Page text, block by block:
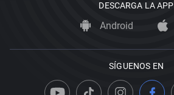
DESCARGA LA APP
Android
SÍGUENOS EN